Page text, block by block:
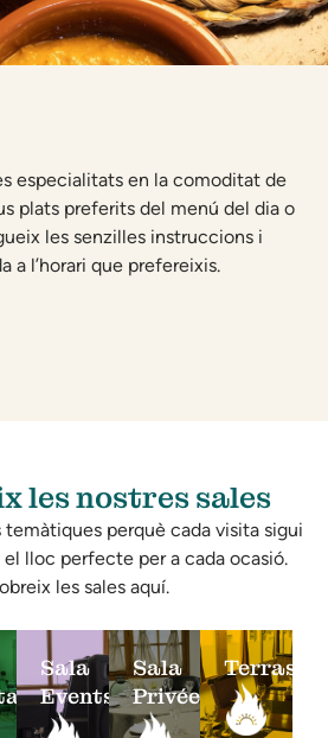
especialitats en la comoditat de
plats preferits del menú del dia o
les senzilles instruccions i
a l’horari que prefereixis.
les nostres sales
temàtiques perquè cada visita sigui
lloc perfecte per a cada ocasió.
les sales aquí.
Sala
Events
Sala
Privée